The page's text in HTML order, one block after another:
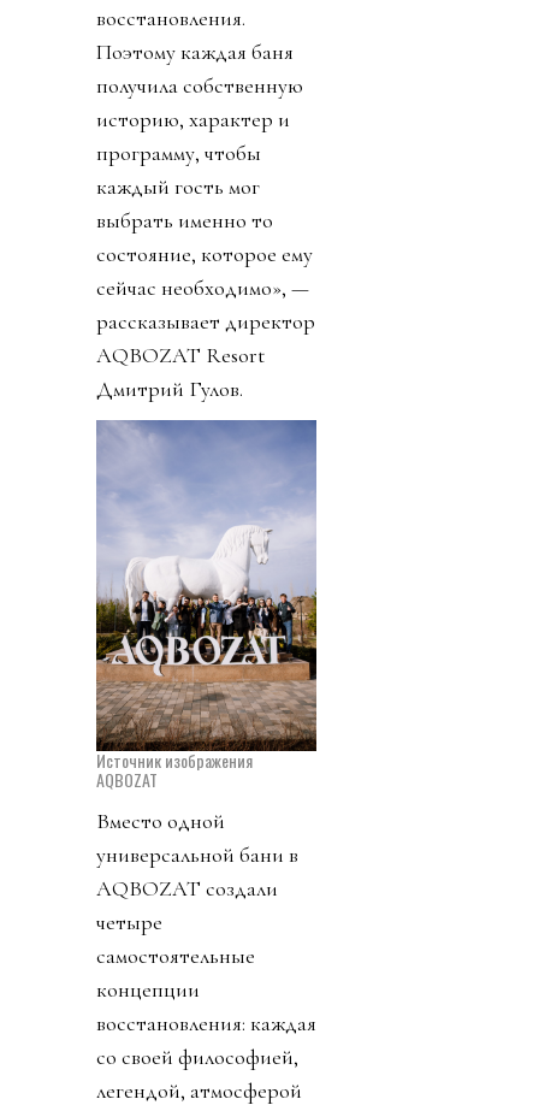
восстановления.
Поэтому каждая баня
получила собственную
историю, характер и
программу, чтобы
каждый гость мог
выбрать именно то
состояние, которое ему
сейчас необходимо», —
рассказывает директор
AQBOZAT Resort
Дмитрий Гулов.
Источник изображения
AQBOZAT
Вместо одной
универсальной бани в
AQBOZAT создали
четыре
самостоятельные
концепции
восстановления: каждая
со своей философией,
легендой, атмосферой